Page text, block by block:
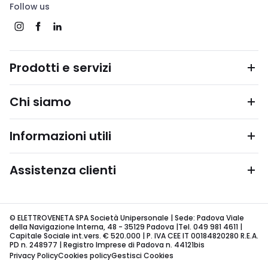
Follow us
Prodotti e servizi
Chi siamo
Informazioni utili
Assistenza clienti
© ELETTROVENETA SPA Società Unipersonale | Sede: Padova Viale
della Navigazione Interna, 48 - 35129 Padova |Tel. 049 981 4611 |
Capitale Sociale int.vers. € 520.000 | P. IVA CEE IT 00184820280 R.E.A.
PD n. 248977 | Registro Imprese di Padova n. 44121bis
Privacy PolicyCookies policyGestisci Cookies